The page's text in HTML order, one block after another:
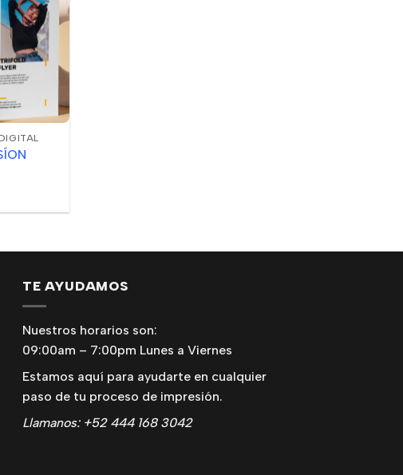
TE AYUDAMOS
Nuestros horarios son:
09:00am – 7:00pm Lunes a Viernes
Estamos aquí para ayudarte en cualquier
paso de tu proceso de impresión.
Llamanos: +52 444 168 3042